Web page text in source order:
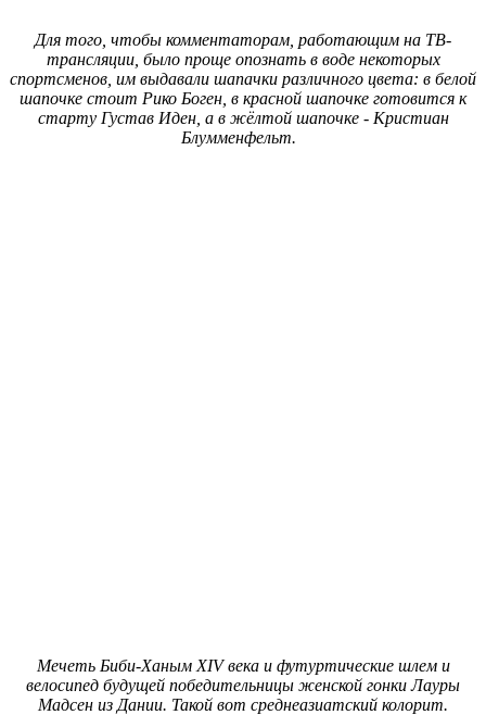
Для того, чтобы комментаторам, работающим на ТВ-
трансляции, было проще опознать в воде некоторых
спортсменов, им выдавали шапачки различного цвета: в белой
шапочке стоит Рико Боген, в красной шапочке готовится к
старту Густав Иден, а в жёлтой шапочке - Кристиан
Блумменфельт.
Мечеть Биби-Ханым XIV века и футуртические шлем и
велосипед будущей победительницы женской гонки Лауры
Мадсен из Дании. Такой вот среднеазиатский колорит.